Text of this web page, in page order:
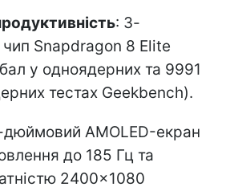
: 3-
Snapdragon 8 Elite
у одноядерних та 9991
тестах Geekbench).
дюймовий AMOLED-екран
до 185 Гц та
2400×1080